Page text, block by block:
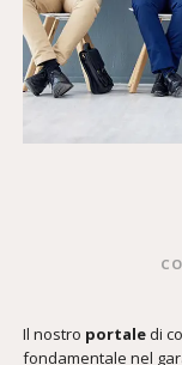
Il nostro portaledi
fondamentale nel